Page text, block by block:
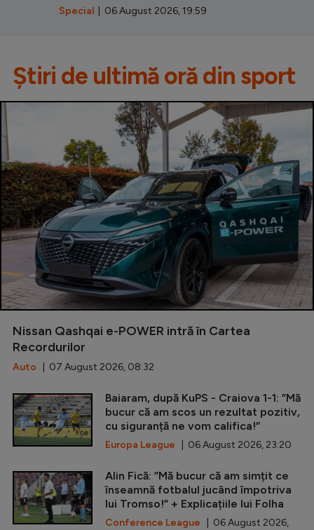
Special | 06 August 2026, 19:59
Știri de ultimă oră din sport
Nissan Qashqai e-POWER intră în Cartea
Recordurilor
Auto | 07 August 2026, 08:32
Baiaram, după KuPS - Craiova 1-1: ”Mă
bucur că am scos un rezultat pozitiv,
cu siguranță ne vom califica!”
Europa League | 06 August 2026, 23:20
Alin Fică: ”Mă bucur că am simțit ce
înseamnă fotbalul jucând împotriva
lui Tromso!” + Explicațiile lui Folha
Conference League | 06 August 2026,